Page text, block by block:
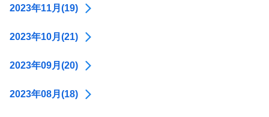
2023年11月(19)
2023年10月(21)
2023年09月(20)
2023年08月(18)